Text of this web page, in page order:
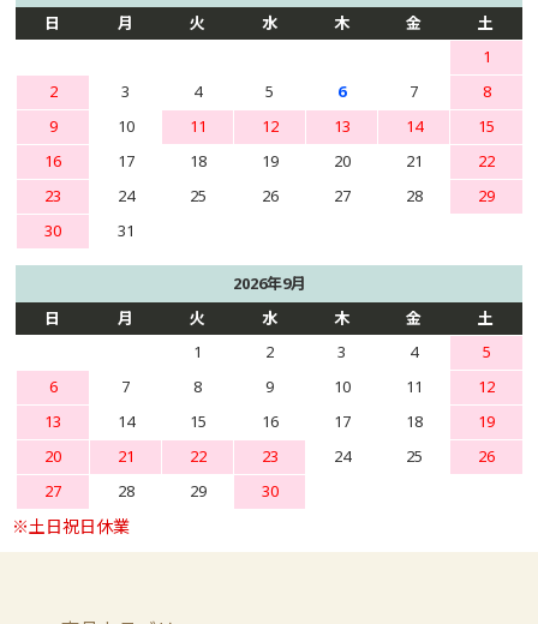
日
月 火 水 木 金
土
1
2
3 4 5 6 7
8
9
10 11 12 13 14
15
16
17 18 19 20 21
22
23
24 25 26 27 28
29
30
31
2026年9月
日
月 火 水 木 金
土
1
2 3 4
5
6
7 8 9 10 11
12
13
14 15 16 17 18
19
20
21 22 23 24 25
26
27
28 29 30